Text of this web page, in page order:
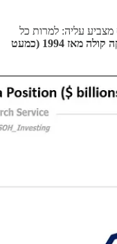
עליה: למרות כל
באפט לא קנה או מכר מניה בודדת של קוקה קולה מאז 1994 (כמעט